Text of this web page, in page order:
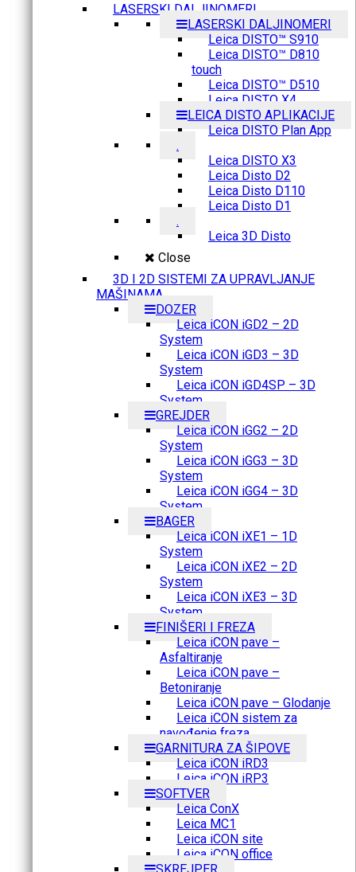
LASERSKI DALJINOMERI
LASERSKI DALJINOMERI
Leica DISTO™ S910
Leica DISTO™ D810
touch
Leica DISTO™ D510
Leica DISTO X4
LEICA DISTO APLIKACIJE
Leica DISTO Plan App
.
Leica DISTO X3
Leica Disto D2
Leica Disto D110
Leica Disto D1
.
Leica 3D Disto
Close
3D I 2D SISTEMI ZA UPRAVLJANJE
MAŠINAMA
DOZER
Leica iCON iGD2 – 2D
System
Leica iCON iGD3 – 3D
System
Leica iCON iGD4SP – 3D
System
GREJDER
Leica iCON iGG2 – 2D
System
Leica iCON iGG3 – 3D
System
Leica iCON iGG4 – 3D
System
BAGER
Leica iCON iXE1 – 1D
System
Leica iCON iXE2 – 2D
System
Leica iCON iXE3 – 3D
System
FINIŠERI I FREZA
Leica iCON pave –
Asfaltiranje
Leica iCON pave –
Betoniranje
Leica iCON pave – Glodanje
Leica iCON sistem za
navođenje freza
GARNITURA ZA ŠIPOVE
Leica iCON iRD3
Leica iCON iRP3
SOFTVER
Leica ConX
Leica MC1
Leica iCON site
Leica iCON office